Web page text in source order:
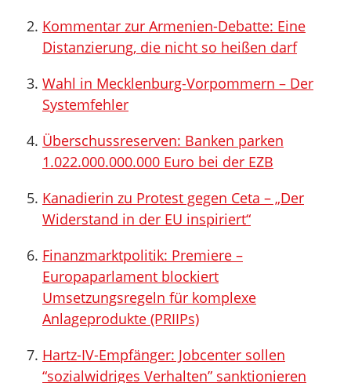
Kommentar zur Armenien-Debatte: Eine
Distanzierung, die nicht so heißen darf
Wahl in Mecklenburg-Vorpommern – Der
Systemfehler
Überschussreserven: Banken parken
1.022.000.000.000 Euro bei der EZB
Kanadierin zu Protest gegen Ceta – „Der
Widerstand in der EU inspiriert“
Finanzmarktpolitik: Premiere –
Europaparlament blockiert
Umsetzungsregeln für komplexe
Anlageprodukte (PRIIPs)
Hartz-IV-Empfänger: Jobcenter sollen
“sozialwidriges Verhalten” sanktionieren